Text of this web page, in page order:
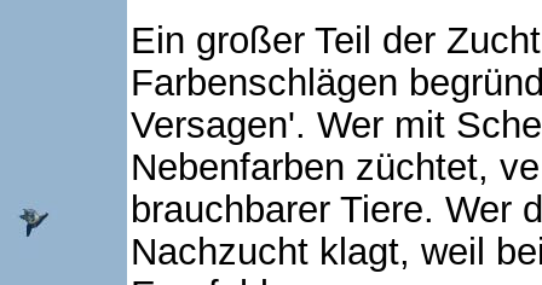
Ein großer Teil der
Farbenschlägen
Versagen'. Wer mit
Nebenfarben züchtet,
brauchbarer Tiere. Wer
Nachzucht klagt, weil